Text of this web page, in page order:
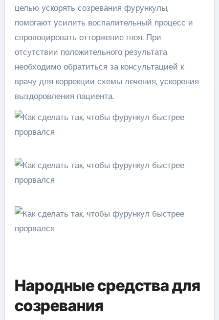
целью ускорять созревания фурункулы,
помогают усилить воспалительный процесс и
спровоцировать отторжение гноя. При
отсутствии положительного результата
необходимо обратиться за консультацией к
врачу для коррекции схемы лечения, ускорения
выздоровления пациента.
Народные средства для
созревания